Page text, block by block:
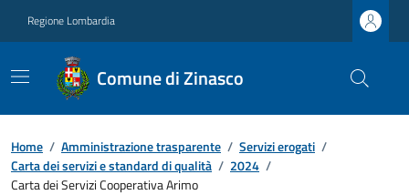
Regione Lombardia
Comune di Zinasco
Home / Amministrazione trasparente / Servizi erogati /
Carta dei servizi e standard di qualità / 2024 /
Carta dei Servizi Cooperativa Arimo